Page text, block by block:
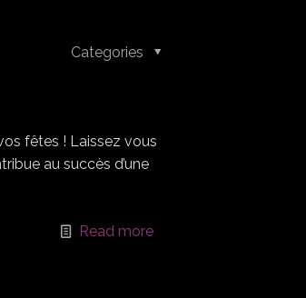
Categories
fêtes ! Laissez vous
au succès d’une
Read more